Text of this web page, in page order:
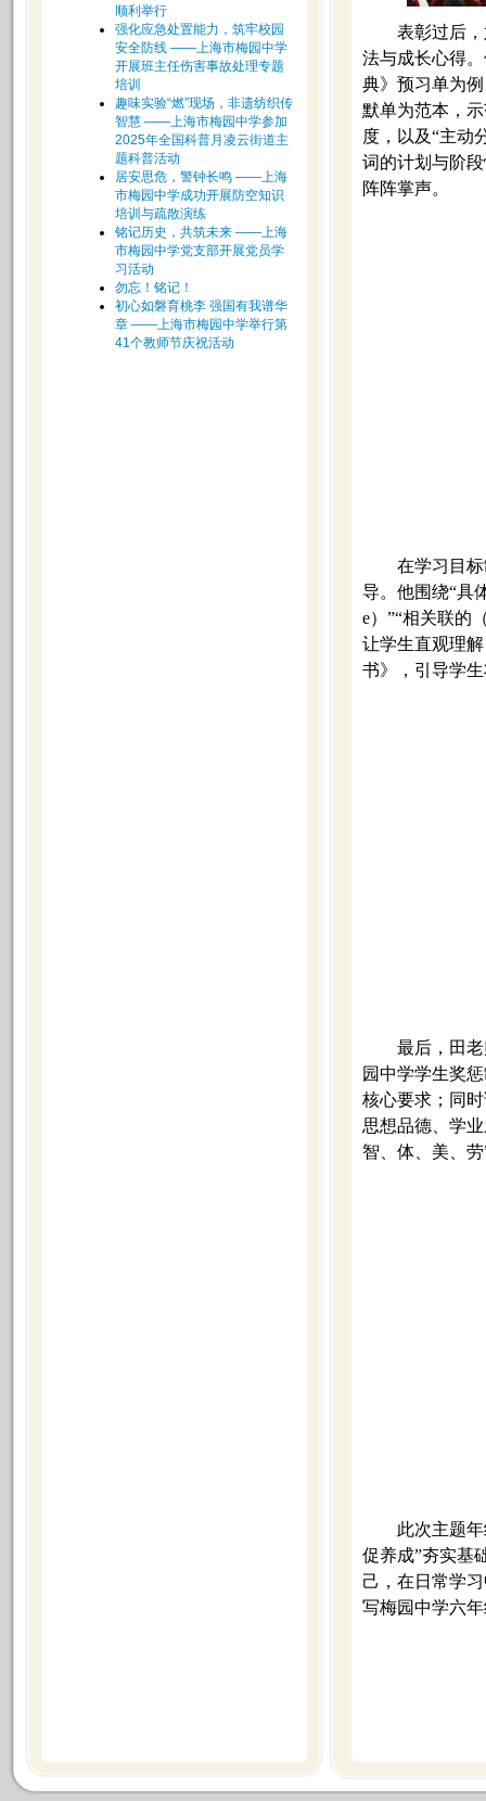
顺利举行
强化应急处置能力，筑牢校园
安全防线 ——上海市梅园中学
开展班主任伤害事故处理专题
培训
趣味实验“燃”现场，非遗纺织传
智慧 ——上海市梅园中学参加
2025年全国科普月凌云街道主
题科普活动
居安思危，警钟长鸣 ——上海
市梅园中学成功开展防空知识
培训与疏散演练
铭记历史，共筑未来 ——上海
市梅园中学党支部开展党员学
习活动
勿忘！铭记！
初心如磐育桃李 强国有我谱华
章 ——上海市梅园中学举行第
41个教师节庆祝活动
表彰过后
法与成长心得
典》预习单为
默单为范本，
度，以及“主动
词的计划与阶
阵阵掌声。
在学习目
导。他围绕“具
e）”“相关联的
让学生直观理
书》，引导学
最后，田
园中学学生奖
核心要求；同
思想品德、学
智、体、美、
此次主题
促养成”夯实基
己，在日常学
写梅园中学六